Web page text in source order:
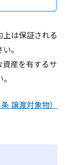
は保証される
。
産を有するサ
譲渡対象物）